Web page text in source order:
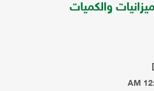
والكميات